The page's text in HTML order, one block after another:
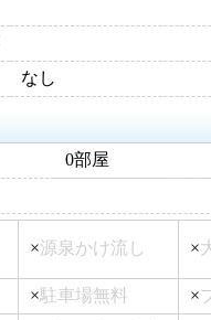
なし
0部屋
×源泉かけ流し ×
×駐車場無料 ×